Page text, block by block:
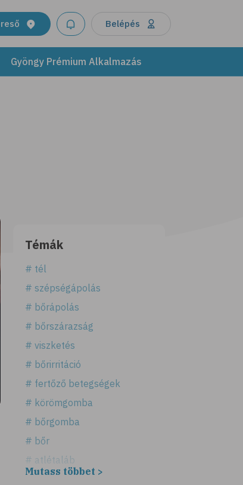
Belépés
Gyöngy Prémium Alkalmazás
Témák
# tél
# szépségápolás
# bőrápolás
# bőrszárazság
# viszketés
# bőrirritáció
# fertőző betegségek
# körömgomba
# bőrgomba
# bőr
# atlétaláb
Mutass többet >